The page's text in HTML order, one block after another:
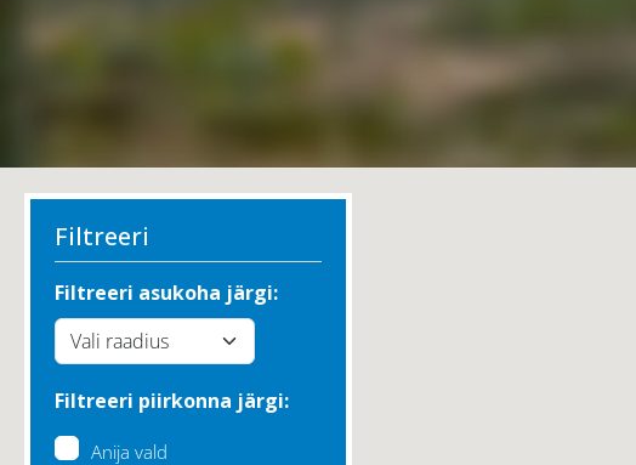
Filtreeri
Filtreeri asukoha järgi:
Filtreeri piirkonna järgi:
Anija vald